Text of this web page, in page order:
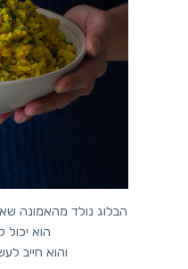
הבלוג נולד מהאמונה
הוא יכול
והוא חייב